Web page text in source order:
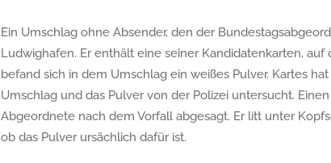
Ein Umschlag ohne Absender, den der
Ludwighafen. Er enthält eine seiner Kandidatenkarten,
befand sich in dem Umschlag ein weißes Pulver. Kartes
Umschlag und das Pulver von der Polizei untersucht.
Abgeordnete nach dem Vorfall abgesagt. Er litt unter
ob das Pulver ursächlich dafür ist.